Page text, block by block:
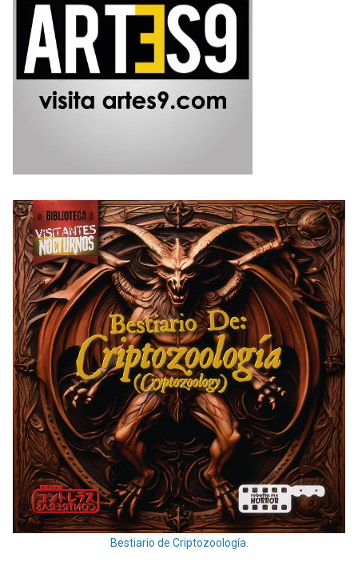
Bestiario de Criptozoología.